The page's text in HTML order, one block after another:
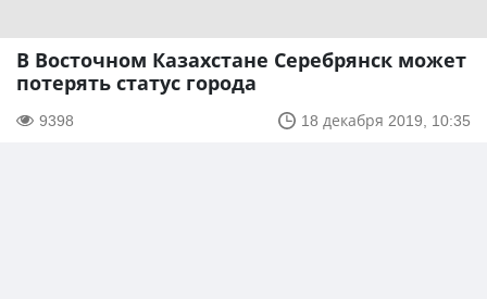
В Восточном Казахстане Серебрянск может
потерять статус города
9398 18 декабря 2019, 10:35